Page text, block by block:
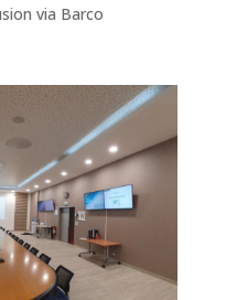
via Barco